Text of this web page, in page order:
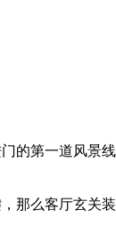
的第一道风景
那么客厅玄关